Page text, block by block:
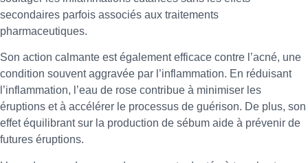
secondaires parfois associés aux traitements
pharmaceutiques.
Son action calmante est également efficace contre l’acné, une
condition souvent aggravée par l’inflammation. En réduisant
l’inflammation, l’eau de rose contribue à minimiser les
éruptions et à accélérer le processus de guérison. De plus, son
effet équilibrant sur la production de sébum aide à prévenir de
futures éruptions.